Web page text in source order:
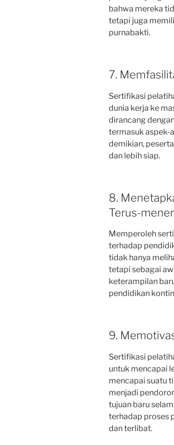
bahwa mereka
tetapi juga
purnabakti.
7.
Sertifikasi
dunia kerja ke
dirancang
termasuk aspek-
demikian,
dan lebih siap.
8.
Terus-
Memperoleh
terhadap
tidak hanya
tetapi sebagai
keterampilan
pendidikan
9.
Sertifikasi
untuk mencapai
mencapai suatu
menjadi
tujuan baru
terhadap proses
dan terlibat.